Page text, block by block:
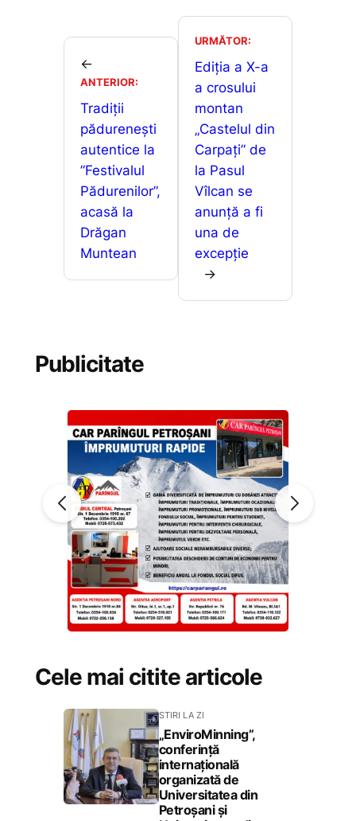
b
o
k
s
A
p
p
s
e
n
g
er
je
a
z
ă
←
ANTERIOR:
Tradiții
pădurenești
autentice la
”Festivalul
Pădurenilor”,
acasă la
Drăgan
Muntean
URMĂTOR:
Ediția a X-a
a crosului
montan
„Castelul din
Carpați” de
la Pasul
Vîlcan se
anunță a fi
una de
excepție
→
Publicitate
Cele mai citite articole
STIRI LA ZI
„EnviroMinning”,
conferință
internațională
organizată de
Universitatea din
Petroșani și